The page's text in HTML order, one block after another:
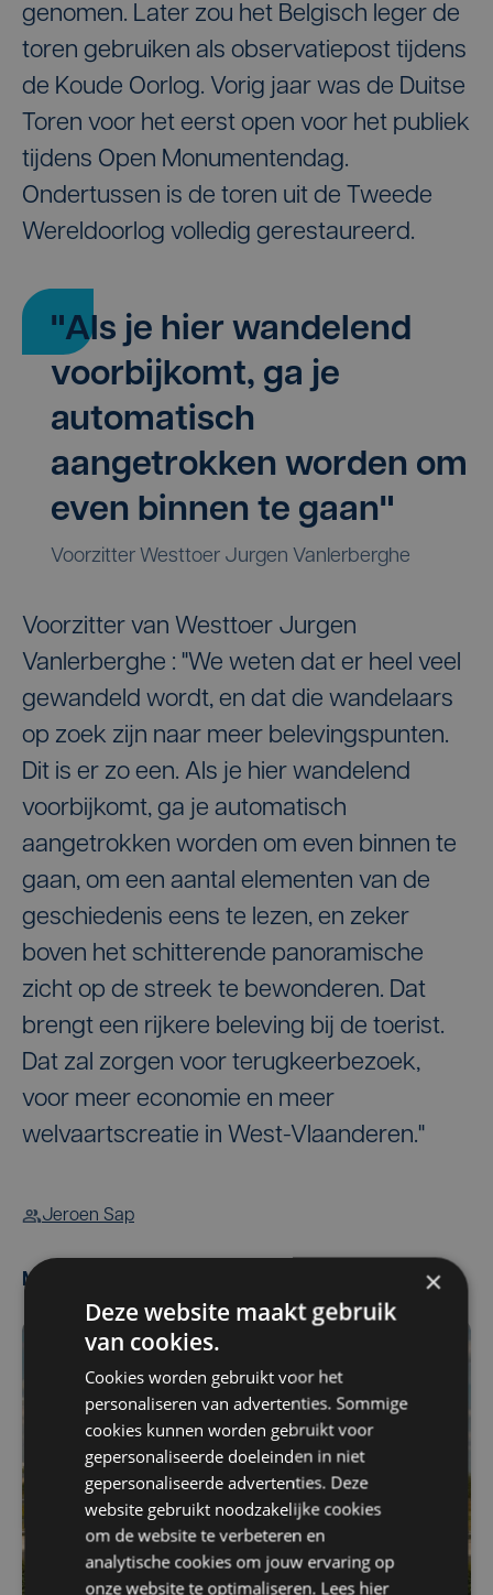
genomen. Later zou het Belgisch leger de
toren gebruiken als observatiepost tijdens
de Koude Oorlog. Vorig jaar was de Duitse
Toren voor het eerst open voor het publiek
tijdens Open Monumentendag.
Ondertussen is de toren uit de Tweede
Wereldoorlog volledig gerestaureerd.
"Als je hier wandelend
voorbijkomt, ga je
automatisch
aangetrokken worden om
even binnen te gaan"
Voorzitter Westtoer Jurgen Vanlerberghe
Voorzitter van Westtoer Jurgen
Vanlerberghe : "We weten dat er heel veel
gewandeld wordt, en dat die wandelaars
op zoek zijn naar meer belevingspunten.
Dit is er zo een. Als je hier wandelend
voorbijkomt, ga je automatisch
aangetrokken worden om even binnen te
gaan, om een aantal elementen van de
geschiedenis eens te lezen, en zeker
boven het schitterende panoramische
zicht op de streek te bewonderen. Dat
brengt een rijkere beleving bij de toerist.
Dat zal zorgen voor terugkeerbezoek,
voor meer economie en meer
welvaartscreatie in West-Vlaanderen."
Jeroen Sap
Meest gelezen ×
Deze website maakt gebruik
van cookies.
Cookies worden gebruikt voor het
personaliseren van advertenties. Sommige
cookies kunnen worden gebruikt voor
gepersonaliseerde doeleinden in niet
gepersonaliseerde advertenties. Deze
website gebruikt noodzakelijke cookies
om de website te verbeteren en
analytische cookies om jouw ervaring op
onze website te optimaliseren. Lees hier